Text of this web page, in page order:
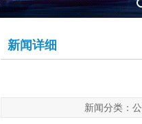
新闻详细
新闻分类：